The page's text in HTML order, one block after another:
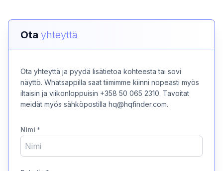
Ota yhteyttä
Ota yhteyttä ja pyydä lisätietoa kohteesta tai sovi
näyttö. Whatsappilla saat tiimimme kiinni nopeasti myös
iltaisin ja viikonloppuisin +358 50 065 2310. Tavoitat
meidät myös sähköpostilla hq@hqfinder.com.
Nimi *